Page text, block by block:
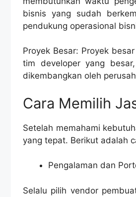
bisnis yang sudah
pendukung operasional
Proyek Besar: Proyek
tim developer yang
dikembangkan oleh
Cara Memilih
Setelah memahami
yang tepat. Berikut adalah
Pengalaman dan
Selalu pilih vendor